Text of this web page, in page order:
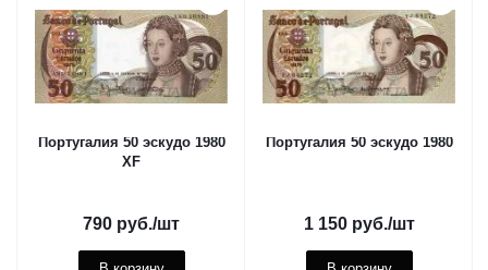
Португалия 50 эскудо 1980
XF
790 руб./шт
Португалия 50 эскудо 1980
1 150руб./шт